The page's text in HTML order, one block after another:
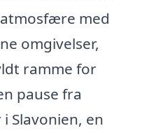
med
omgivelser,
ramme for
pause fra
Slavonien, en